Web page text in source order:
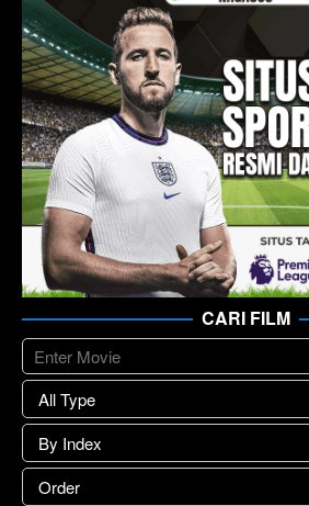
CARI FILM